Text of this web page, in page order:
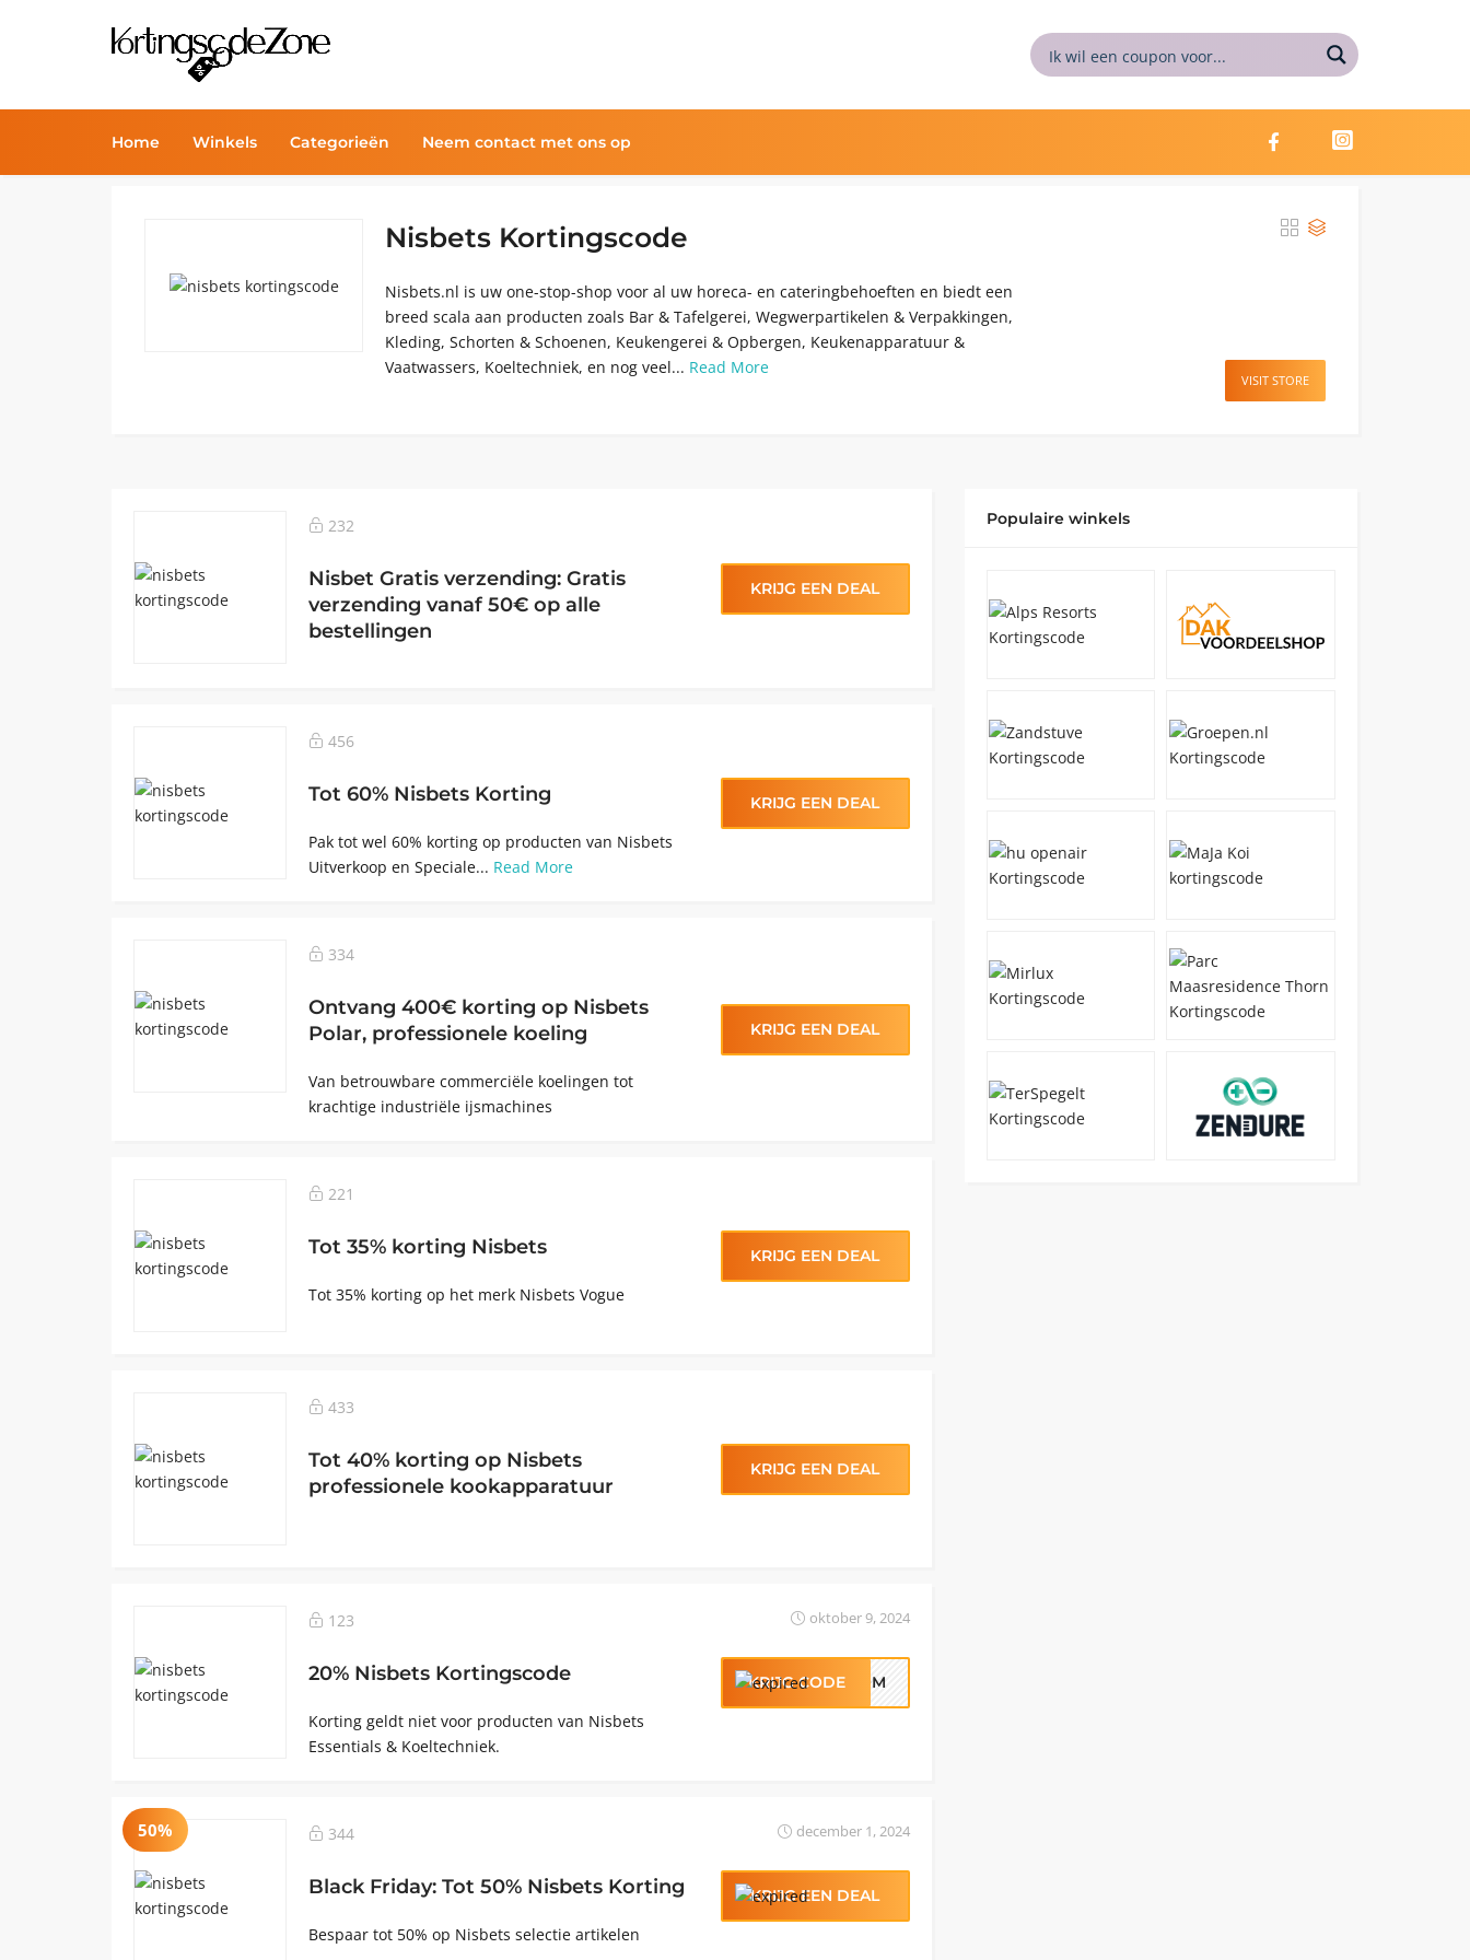
Home Winkels Categorieën Neem contact met ons op
Nisbets Kortingscode
Nisbets.nl is uw one-stop-shop voor al uw horeca- en cateringbehoeften en biedt een
breed scala aan producten zoals Bar & Tafelgerei, Wegwerpartikelen & Verpakkingen,
Kleding, Schorten & Schoenen, Keukengerei & Opbergen, Keukenapparatuur &
Vaatwassers, Koeltechniek, en nog veel... Read More
VISIT STORE
232
Nisbet Gratis verzending: Gratis
verzending vanaf 50€ op alle
bestellingen
KRIJG EEN DEAL
456
Tot 60% Nisbets Korting
Pak tot wel 60% korting op producten van Nisbets
Uitverkoop en Speciale... Read More
KRIJG EEN DEAL
334
Ontvang 400€ korting op Nisbets
Polar, professionele koeling
Van betrouwbare commerciële koelingen tot
krachtige industriële ijsmachines
KRIJG EEN DEAL
221
Tot 35% korting Nisbets
Tot 35% korting op het merk Nisbets Vogue
KRIJG EEN DEAL
433
Tot 40% korting op Nisbets
professionele kookapparatuur
KRIJG EEN DEAL
123
20% Nisbets Kortingscode
Korting geldt niet voor producten van Nisbets
Essentials & Koeltechniek.
oktober 9, 2024
KRIJG CODELKOM
50% 344
Black Friday: Tot 50% Nisbets Korting
Bespaar tot 50% op Nisbets selectie artikelen
december 1, 2024
KRIJG EEN DEAL
Populaire winkels